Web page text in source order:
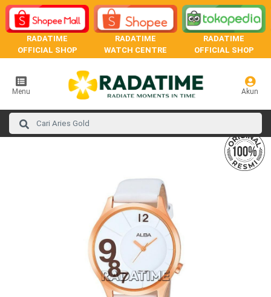
RADATIME
OFFICIAL SHOP
RADATIME
WATCH CENTRE
RADATIME
OFFICIAL SHOP
Menu Akun